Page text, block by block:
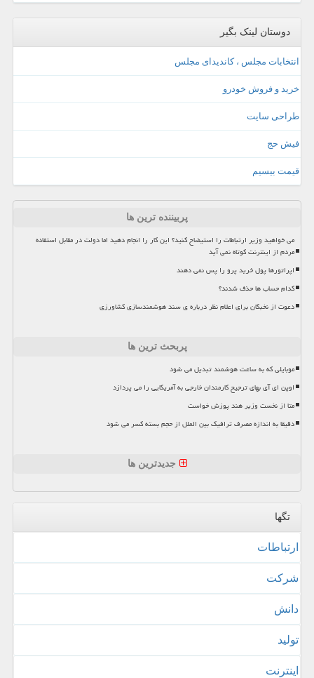
دوستان لینک بگیر
انتخابات مجلس ، کاندیدای مجلس
خرید و فروش خودرو
طراحی سایت
فیش حج
قیمت بیسیم
پربیننده ترین ها
می خواهید وزیر ارتباطات را استیضاح کنید؟ این کار را انجام دهید اما دولت در مقابل استفاده
مردم از اینترنت کوتاه نمی آید
اپراتورها پول خرید پرو را پس نمی دهند
کدام حساب ها حذف شدند؟
دعوت از نخبگان برای اعلام نظر درباره ی سند هوشمندسازی کشاورزی
پربحث ترین ها
موبایلی که به ساعت هوشمند تبدیل می شود
اوپن ای آی بهای ترجیح کارمندان خارجی به آمریکایی را می پردازد
متا از نخست وزیر هند پوزش خواست
دقیقا به اندازه مصرف ترافیک بین الملل از حجم بسته کسر می شود
جدیدترین ها
تگها
ارتباطات
شركت
دانش
تولید
اینترنت